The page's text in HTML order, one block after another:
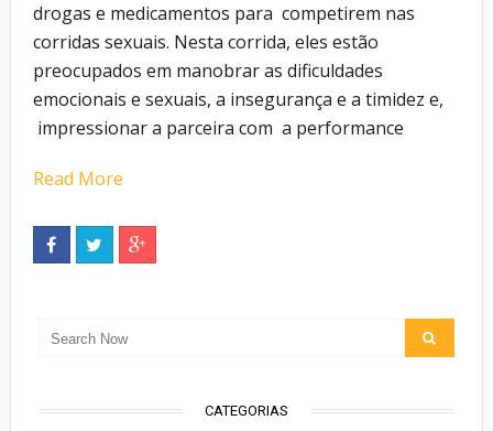
drogas e medicamentos para competirem nas
corridas sexuais. Nesta corrida, eles estão
preocupados em manobrar as dificuldades
emocionais e sexuais, a insegurança e a timidez e,
impressionar a parceira com a performance
Read More
CATEGORIAS